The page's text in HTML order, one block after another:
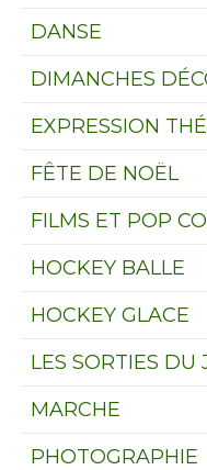
DANSE
DIMANCHES
EXPRESSION
FÊTE DE NOËL
FILMS ET POP
HOCKEY BALLE
HOCKEY GLACE
LES SORTIES DU
MARCHE
PHOTOGRAPHIE